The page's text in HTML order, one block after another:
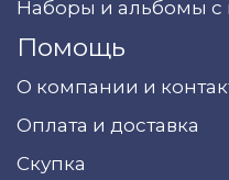
Наборы и альбомы с
Помощь
О компании и
Оплата и доставка
Скупка